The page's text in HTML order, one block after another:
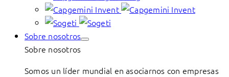
Sobre nosotros
Sobre nosotros
Somos un líder mundial en asociarnos con empresas